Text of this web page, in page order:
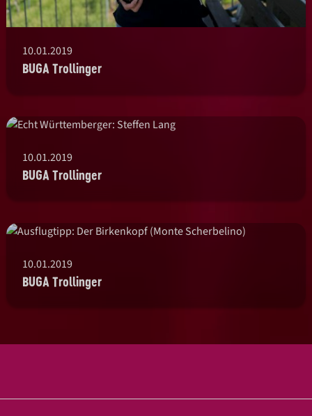
10.01.2019
BUGA Trollinger
10.01.2019
BUGA Trollinger
10.01.2019
BUGA Trollinger